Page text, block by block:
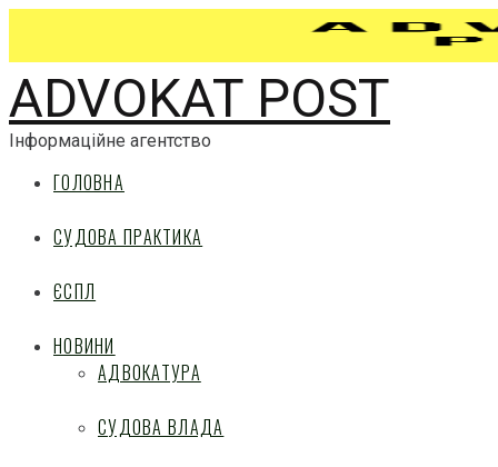
ADVOKAT POST
Інформаційне агентство
ГОЛОВНА
СУДОВА ПРАКТИКА
ЄСПЛ
НОВИНИ
АДВОКАТУРА
СУДОВА ВЛАДА